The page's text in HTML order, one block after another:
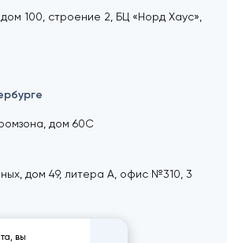
100, строение 2, БЦ «Норд Хаус»,
дом 60С
дом 49, литера А, офис №310, 3
вы